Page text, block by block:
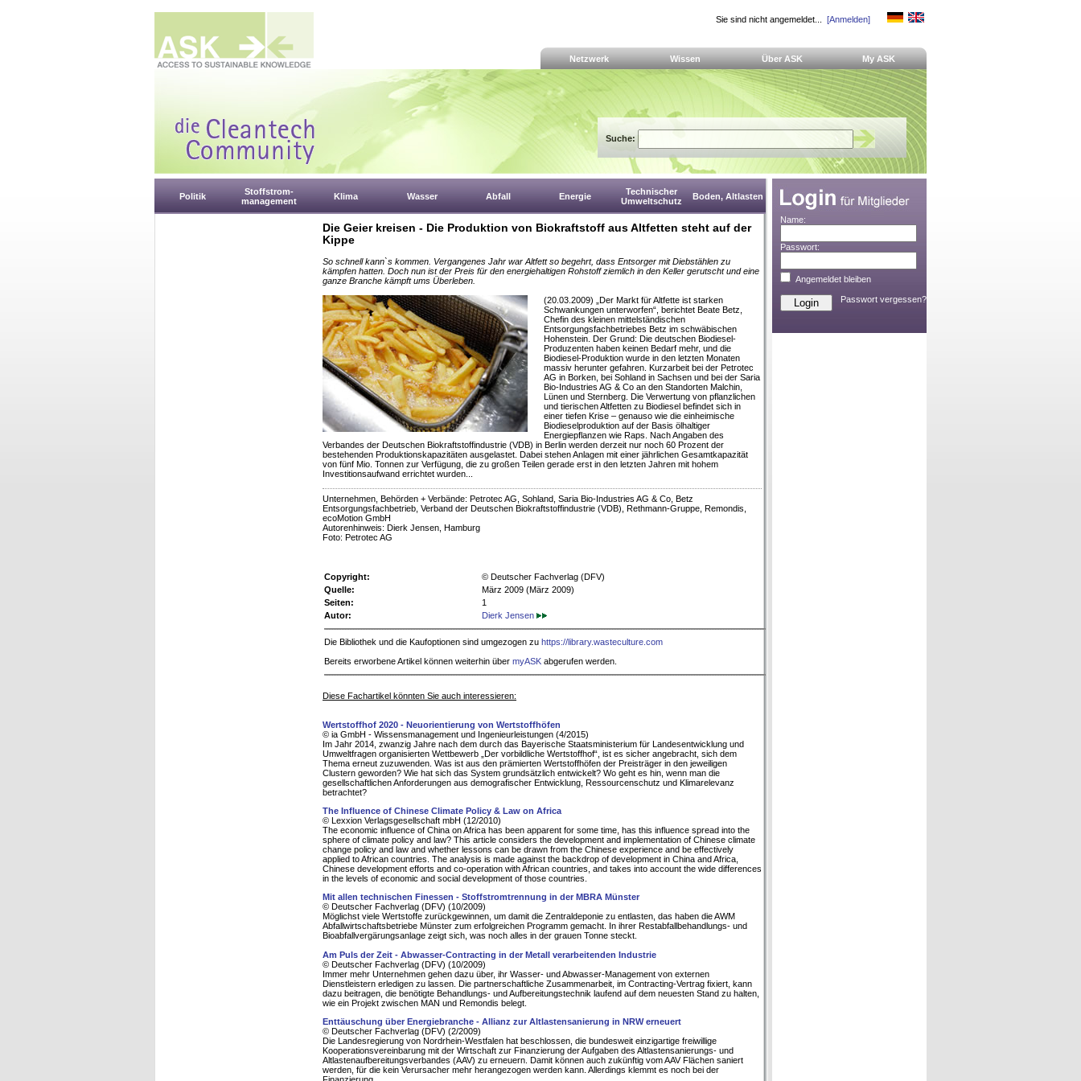
Sie sind nicht angemeldet... [Anmelden]
Netzwerk Wissen Über ASK My ASK
Suche:
Politik
Stoffstrom-
management
Klima Wasser Abfall Energie
Technischer
Umweltschutz
Boden, Altlasten
Die Geier kreisen - Die Produktion von Biokraftstoff aus Altfetten steht auf der
Kippe
So schnell kann`s kommen. Vergangenes Jahr war Altfett so begehrt, dass Entsorger mit Diebstählen zu
kämpfen hatten. Doch nun ist der Preis für den energiehaltigen Rohstoff ziemlich in den Keller gerutscht und eine
ganze Branche kämpft ums Überleben.
(20.03.2009) „Der Markt für Altfette ist starken
Schwankungen unterworfen“, berichtet Beate Betz,
Chefin des kleinen mittelständischen
Entsorgungsfachbetriebes Betz im schwäbischen
Hohenstein. Der Grund: Die deutschen Biodiesel-
Produzenten haben keinen Bedarf mehr, und die
Biodiesel-Produktion wurde in den letzten Monaten
massiv herunter gefahren. Kurzarbeit bei der Petrotec
AG in Borken, bei Sohland in Sachsen und bei der Saria
Bio-Industries AG & Co an den Standorten Malchin,
Lünen und Sternberg. Die Verwertung von pflanzlichen
und tierischen Altfetten zu Biodiesel befindet sich in
einer tiefen Krise – genauso wie die einheimische
Biodieselproduktion auf der Basis ölhaltiger
Energiepflanzen wie Raps. Nach Angaben des
Verbandes der Deutschen Biokraftstoffindustrie (VDB) in Berlin werden derzeit nur noch 60 Prozent der
bestehenden Produktionskapazitäten ausgelastet. Dabei stehen Anlagen mit einer jährlichen Gesamtkapazität
von fünf Mio. Tonnen zur Verfügung, die zu großen Teilen gerade erst in den letzten Jahren mit hohem
Investitionsaufwand errichtet wurden...
Unternehmen, Behörden + Verbände: Petrotec AG, Sohland, Saria Bio-Industries AG & Co, Betz
Entsorgungsfachbetrieb, Verband der Deutschen Biokraftstoffindustrie (VDB), Rethmann-Gruppe, Remondis,
ecoMotion GmbH
Autorenhinweis: Dierk Jensen, Hamburg
Foto: Petrotec AG
Copyright:
© Deutscher Fachverlag (DFV)
Quelle:
März 2009 (März 2009)
Seiten:
1
Autor:
Dierk Jensen
Die Bibliothek und die Kaufoptionen sind umgezogen zu https://library.wasteculture.com
Bereits erworbene Artikel können weiterhin über myASK abgerufen werden.
Diese Fachartikel könnten Sie auch interessieren:
Wertstoffhof 2020 - Neuorientierung von Wertstoffhöfen
© ia GmbH - Wissensmanagement und Ingenieurleistungen (4/2015)
Im Jahr 2014, zwanzig Jahre nach dem durch das Bayerische Staatsministerium für Landesentwicklung und
Umweltfragen organisierten Wettbewerb „Der vorbildliche Wertstoffhof“, ist es sicher angebracht, sich dem
Thema erneut zuzuwenden. Was ist aus den prämierten Wertstoffhöfen der Preisträger in den jeweiligen
Clustern geworden? Wie hat sich das System grundsätzlich entwickelt? Wo geht es hin, wenn man die
gesellschaftlichen Anforderungen aus demografischer Entwicklung, Ressourcenschutz und Klimarelevanz
betrachtet?
The Influence of Chinese Climate Policy & Law on Africa
© Lexxion Verlagsgesellschaft mbH (12/2010)
The economic influence of China on Africa has been apparent for some time, has this influence spread into the
sphere of climate policy and law? This article considers the development and implementation of Chinese climate
change policy and law and whether lessons can be drawn from the Chinese experience and be effectively
applied to African countries. The analysis is made against the backdrop of development in China and Africa,
Chinese development efforts and co-operation with African countries, and takes into account the wide differences
in the levels of economic and social development of those countries.
Mit allen technischen Finessen - Stoffstromtrennung in der MBRA Münster
© Deutscher Fachverlag (DFV) (10/2009)
Möglichst viele Wertstoffe zurückgewinnen, um damit die Zentraldeponie zu entlasten, das haben die AWM
Abfallwirtschaftsbetriebe Münster zum erfolgreichen Programm gemacht. In ihrer Restabfallbehandlungs- und
Bioabfallvergärungsanlage zeigt sich, was noch alles in der grauen Tonne steckt.
Am Puls der Zeit - Abwasser-Contracting in der Metall verarbeitenden Industrie
© Deutscher Fachverlag (DFV) (10/2009)
Immer mehr Unternehmen gehen dazu über, ihr Wasser- und Abwasser-Management von externen
Dienstleistern erledigen zu lassen. Die partnerschaftliche Zusammenarbeit, im Contracting-Vertrag fixiert, kann
dazu beitragen, die benötigte Behandlungs- und Aufbereitungstechnik laufend auf dem neuesten Stand zu halten,
wie ein Projekt zwischen MAN und Remondis belegt.
Enttäuschung über Energiebranche - Allianz zur Altlastensanierung in NRW erneuert
© Deutscher Fachverlag (DFV) (2/2009)
Die Landesregierung von Nordrhein-Westfalen hat beschlossen, die bundesweit einzigartige freiwillige
Kooperationsvereinbarung mit der Wirtschaft zur Finanzierung der Aufgaben des Altlastensanierungs- und
Altlastenaufbereitungsverbandes (AAV) zu erneuern. Damit können auch zukünftig vom AAV Flächen saniert
werden, für die kein Verursacher mehr herangezogen werden kann. Allerdings klemmt es noch bei der
Name:
Passwort:
Angemeldet bleiben
Passwort vergessen?